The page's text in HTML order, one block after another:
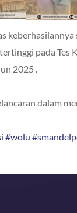
keberhasilannya
pada Tes
2025 .
dalam
#wolu